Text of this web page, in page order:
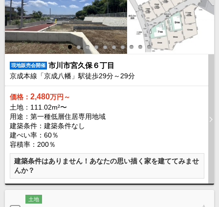
現地販売会開催 市川市宮久保６丁目
京成本線「京成八幡」駅徒歩29分～ 29分
価格： 2,480万円～
土地：111.02m²〜
用途：第一種低層住居専用地域
建築条件： 建築条件なし
建ぺい率：60％
容積率：200％
建築条件はありません！あなたの思い描く家を建ててみませ
んか？
土地
マンション
エリアから探す
路線から探す
土 地
エリアから探す
路線から探す
エリアから物件検索
松戸･柏方面エリア
松戸･柏方面エリアの新築一戸建
松戸･柏方面エリアの中古一戸建
松戸･柏方面エリアのマンション
松戸･柏方面エリアの土地
成田･銚子方面エリア
成田･銚子方面エリアの新築一戸建
成田･銚子方面エリアの中古一戸建